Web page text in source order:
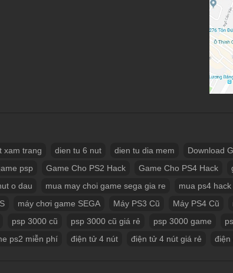
xam trang dien tu 6 nut dien tu dia mem
Download
psp Game Cho PS2 Hack Game Cho PS4 Hack
o dau mua may choi game sega gia re mua ps4
máy chơi game SEGA Máy PS3 Cũ Máy PS4 Cũ
psp 3000 cũ psp 3000 cũ giá rẻ psp 3000 game
ps2 miễn phí điện tử 4 nút điện tử 4 nút giá rẻ điện